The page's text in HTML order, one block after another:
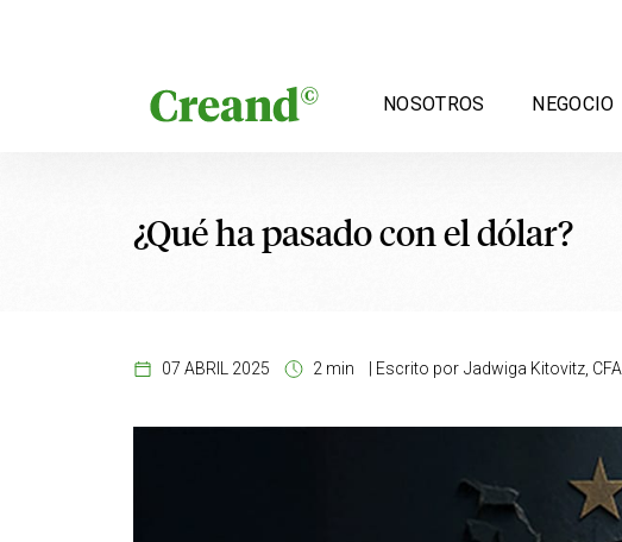
NOSOTROS NEGOCIO
¿Qué ha pasado con el dólar?
07 ABRIL 2025 2 min Escrito por Jadwiga Kitovitz, CFA